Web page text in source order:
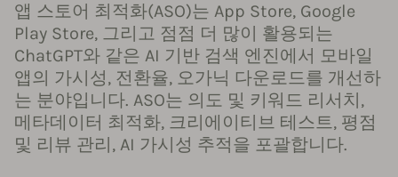
앱 스토어 최적화(ASO)는 App Store, Google
Play Store, 그리고 점점 더 많이 활용되는
ChatGPT와 같은 AI 기반 검색 엔진에서 모바일
앱의 가시성, 전환율, 오가닉 다운로드를 개선하
는 분야입니다. ASO는 의도 및 키워드 리서치,
메타데이터 최적화, 크리에이티브 테스트, 평점
및 리뷰 관리, AI 가시성 추적을 포괄합니다.